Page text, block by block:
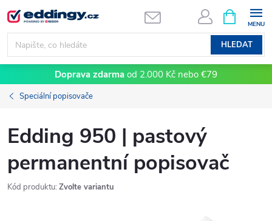
Přejít
na
obsah
HLEDAT
NÁKUPNÍ
KOŠÍK
Doprava zdarma od 2.000 Kč nebo €79
Speciální popisovače
Edding 950 | pastový
permanentní popisovač
Kód produktu: Zvolte variantu